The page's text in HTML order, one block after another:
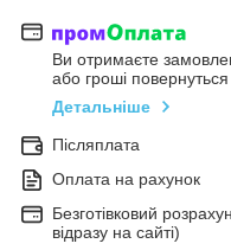
Ви отримаєте
або гроші
Детальніше
Післяплата
Оплата на рахунок
Безготівковий
відразу на сайті)